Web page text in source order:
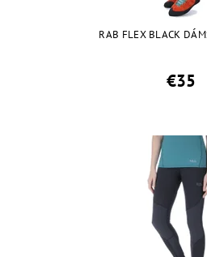
RAB FLEX BLACK
€35